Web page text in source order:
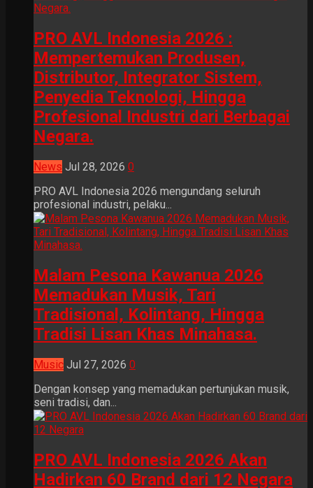
PRO AVL Indonesia 2026 :
Mempertemukan Produsen,
Distributor, Integrator Sistem,
Penyedia Teknologi, Hingga
Profesional Industri dari Berbagai
Negara.
News Jul 28, 2026 0
PRO AVL Indonesia 2026 mengundang seluruh
profesional industri, pelaku...
Malam Pesona Kawanua 2026
Memadukan Musik, Tari
Tradisional, Kolintang, Hingga
Tradisi Lisan Khas Minahasa.
Music Jul 27, 2026 0
Dengan konsep yang memadukan pertunjukan musik,
seni tradisi, dan...
PRO AVL Indonesia 2026 Akan
Hadirkan 60 Brand dari 12 Negara